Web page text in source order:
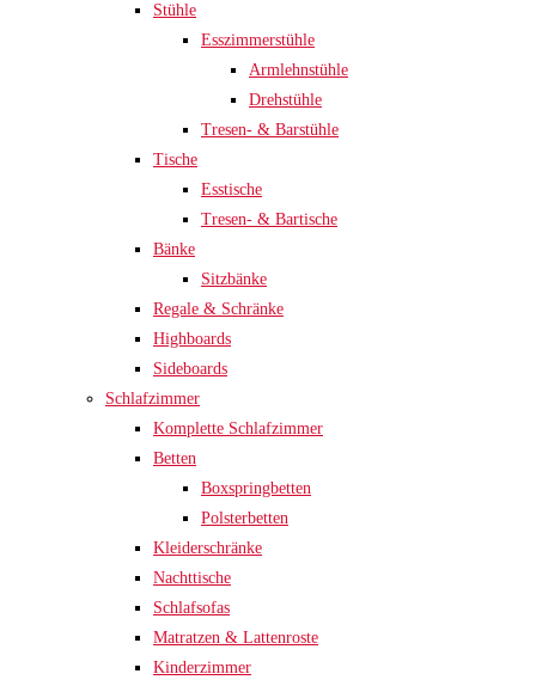
Stühle
Esszimmerstühle
Armlehnstühle
Drehstühle
Tresen- & Barstühle
Tische
Esstische
Tresen- & Bartische
Bänke
Sitzbänke
Regale & Schränke
Highboards
Sideboards
Schlafzimmer
Komplette Schlafzimmer
Betten
Boxspringbetten
Polsterbetten
Kleiderschränke
Nachttische
Schlafsofas
Matratzen & Lattenroste
Kinderzimmer